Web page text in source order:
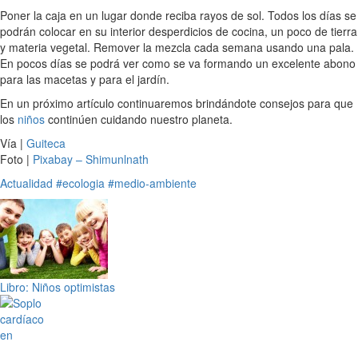
Poner la caja en un lugar donde reciba rayos de sol. Todos los días se
podrán colocar en su interior desperdicios de cocina, un poco de tierra
y materia vegetal. Remover la mezcla cada semana usando una pala.
En pocos días se podrá ver como se va formando un excelente abono
para las macetas y para el jardín.
En un próximo artículo continuaremos brindándote consejos para que
los niños continúen cuidando nuestro planeta.
Vía | Guiteca
Foto | Pixabay – Shimunlnath
Actualidad #ecologia #medio-ambiente
Libro: Niños optimistas